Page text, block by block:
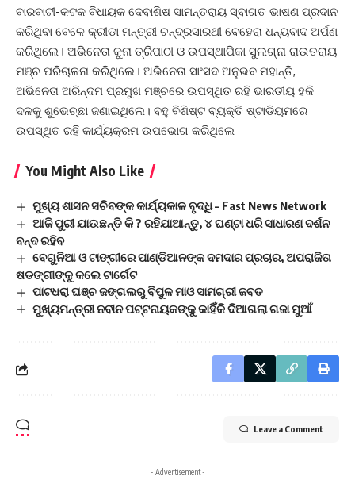
ବାରବାଟୀ-କଟକ ବିଧାୟକ ଦେବାଶିଷ ସାମନ୍ତରାୟ ସ୍ବାଗତ ଭା‌ଷଣ ପ୍ରଦାନ
କରିଥିବା ବେଳେ କ୍ରୀଡା ମନ୍ତ୍ରୀ ଚନ୍ଦ୍ରସାରଥୀ ବେହେରା ଧନ୍ୟବାଦ ଅର୍ପଣ
କରିଥିଲେ। ଅଭିନେତା କୁନା ତ୍ରିପାଠୀ ଓ ଉପସ୍ଥାପିକା ସୁଲଗ୍ନା ରାଉତରାୟ
ମଞ୍ଚ ପରିଚାଳନା କରିଥିଲେ। ଅଭିନେତା ସାଂସଦ ଅନୁଭବ ମହାନ୍ତି,
ଅଭିନେତା ଅରିନ୍ଦମ ପ୍ରମୁଖ ମଞ୍ଚରେ ଉପସ୍ଥିତ ରହି ଭାରତୀୟ ହକି
ଦଳକୁ ଶୁଭେଚ୍ଛା ଜଣାଇଥିଲେ। ବହୁ ବିଶିଷ୍ଟ ବ୍ୟକ୍ତି ଷ୍ଟାଡିୟମରେ
ଉପସ୍ଥିତ ରହି କାର୍ଯ୍ୟକ୍ରମ ଉପଭୋଗ କରିଥିଲେ
You Might Also Like
ମୁଖ୍ୟ ଶାସନ ସଚିବଙ୍କ କାର୍ଯ୍ୟକାଳ ବୃଦ୍ଧି – Fast News Network
ଆଜି ପୁରୀ ଯାଉଛନ୍ତି କି ? ରହିଯାଆନ୍ତୁ, ୪ ଘଣ୍ଟା ଧରି ସାଧାରଣ ଦର୍ଶନ
ବନ୍ଦ ରହିବ
ବେଗୁନିଆ ଓ ଟାଙ୍ଗୀରେ ପାଣ୍ଡିଆନଙ୍କ ଦମଦାର ପ୍ରଚାର, ଅପରାଜିତା
ଷଡଙ୍ଗୀଙ୍କୁ କଲେ ଟାର୍ଗେଟ
ପାଟଧରା ଘଞ୍ଚ ଜଙ୍ଗଲରୁ ବିପୁଳ ମାଓ ସାମଗ୍ରୀ ଜବତ
ମୁଖ୍ୟମନ୍ତ୍ରୀ ନବୀନ ପଟ୍ଟନାୟକଙ୍କୁ କାହିଁକି ଦିଆଗଲା ଗଜା ମୁଆଁ
Leave a Comment
- Advertisement -